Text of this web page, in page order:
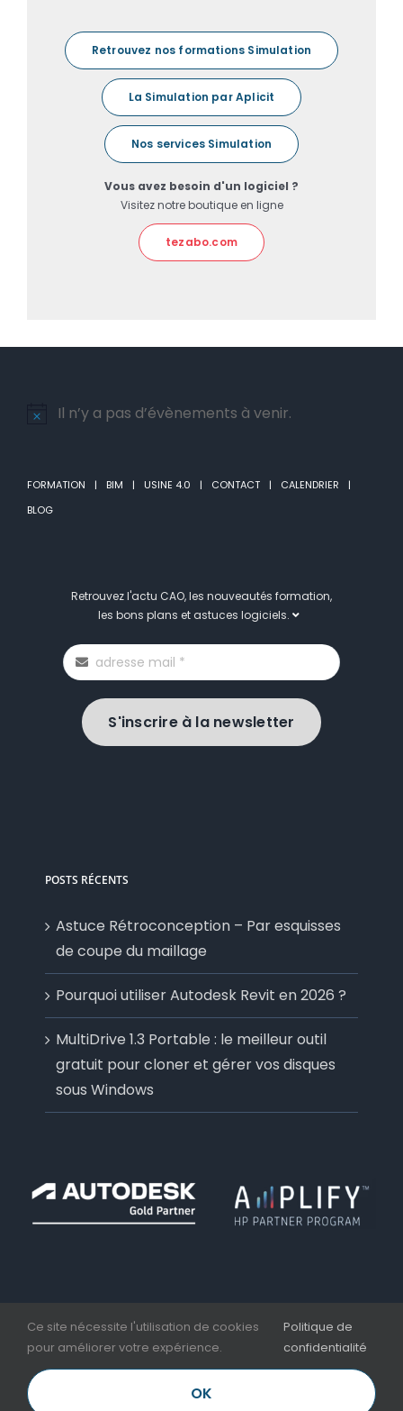
Retrouvez nos formations Simulation
La Simulation par Aplicit
Nos services Simulation
Vous avez besoin d'un logiciel ?
Visitez notre boutique en ligne
tezabo.com
Notice
Il n’y a pas d’évènements à venir.
FORMATION BIM USINE 4.0 CONTACT
CALENDRIER
BLOG
Retrouvez l'actu CAO, les nouveautés formation,
les bons plans et astuces logiciels.
S'inscrire à la newsletter
POSTS RÉCENTS
Astuce Rétroconception – Par esquisses
de coupe du maillage
Pourquoi utiliser Autodesk Revit en 2026 ?
MultiDrive 1.3 Portable : le meilleur outil
gratuit pour cloner et gérer vos disques
sous Windows
LinkedInFacebookYouTube
Ce site nécessite l'utilisation de cookies
pour améliorer votre expérience.
Politique de
confidentialité
OK